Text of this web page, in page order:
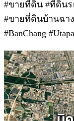
#ขายที่ดิน #ที่ดินร
#ขายที่ดินบ้านฉาง
#BanChang